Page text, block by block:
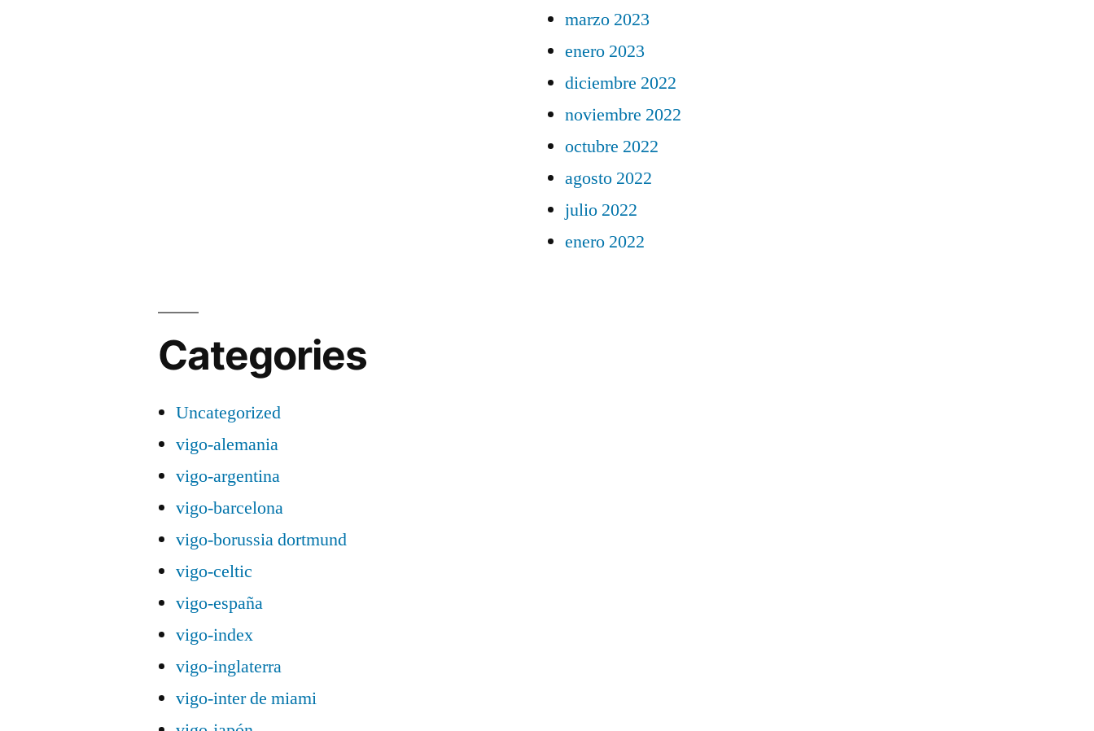
marzo 2023
enero 2023
diciembre 2022
noviembre 2022
octubre 2022
agosto 2022
julio 2022
enero 2022
Categories
Uncategorized
vigo-alemania
vigo-argentina
vigo-barcelona
vigo-borussia dortmund
vigo-celtic
vigo-españa
vigo-index
vigo-inglaterra
vigo-inter de miami